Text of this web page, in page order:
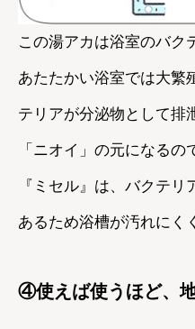
この湯アカは浴室のバク
あたたかい浴室では大繁
テリアが分泌物として排
「ニオイ」の元になるの
『ミセル』は、バクテ
あるため浴槽が汚れにく
④使えば使うほど、